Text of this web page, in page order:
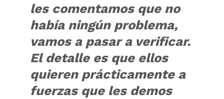
les comentamos que no
había ningún problema,
vamos a pasar a verificar.
El detalle es que ellos
quieren prácticamente a
fuerzas que les demos